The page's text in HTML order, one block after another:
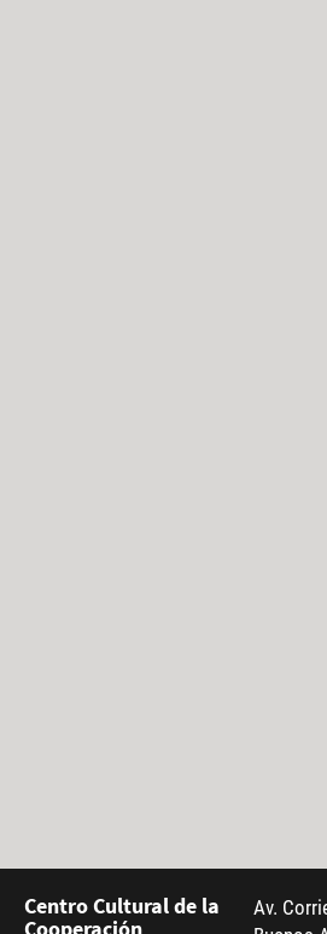
Centro Cultural de la
Cooperación
Av.